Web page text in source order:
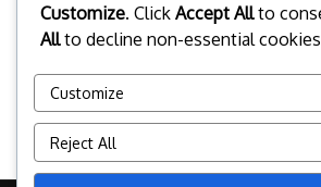
Read more
1 2
Customize. Click Accept Allto
Allto decline non-essential
Customize
Reject All